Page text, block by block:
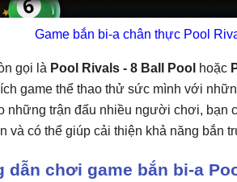
Game bắn bi-a chân thực Pool
gọi là Pool Rivals - 8 Ball Pool hoặc
game thể thao thử sức mình với
những trận đấu nhiều người chơi, bạn
và có thể giúp cải thiện khả năng bắn
dẫn chơi game bắn bi-a